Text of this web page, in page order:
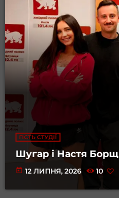
ГІСТЬ СТУДІЇ
Шугар і Настя Борщ
today 12 ЛИПНЯ, 2026 10